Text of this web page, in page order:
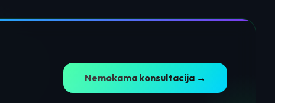
Nemokama konsultacija →